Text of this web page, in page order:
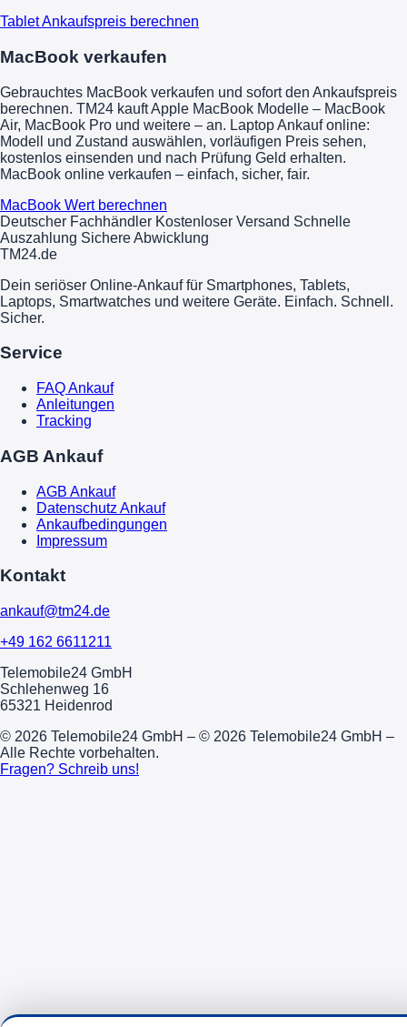
Tablet Ankaufspreis berechnen
MacBook verkaufen
Gebrauchtes MacBook verkaufen und sofort den Ankaufspreis
berechnen. TM24 kauft Apple MacBook Modelle – MacBook
Air, MacBook Pro und weitere – an. Laptop Ankauf online:
Modell und Zustand auswählen, vorläufigen Preis sehen,
kostenlos einsenden und nach Prüfung Geld erhalten.
MacBook online verkaufen – einfach, sicher, fair.
MacBook Wert berechnen
Deutscher Fachhändler Kostenloser Versand Schnelle
Auszahlung Sichere Abwicklung
TM24.de
Dein seriöser Online-Ankauf für Smartphones, Tablets,
Laptops, Smartwatches und weitere Geräte. Einfach. Schnell.
Sicher.
Service
FAQ Ankauf
Anleitungen
Tracking
AGB Ankauf
AGB Ankauf
Datenschutz Ankauf
Ankaufbedingungen
Impressum
Kontakt
ankauf@tm24.de
+49 162 6611211
Telemobile24 GmbH
Schlehenweg 16
65321 Heidenrod
© 2026 Telemobile24 GmbH – © 2026 Telemobile24 GmbH –
Alle Rechte vorbehalten.
Fragen? Schreib uns!